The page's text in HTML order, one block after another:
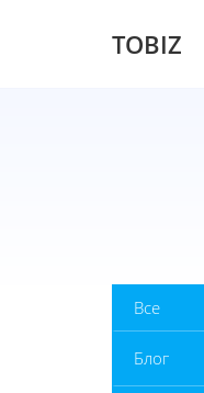
TOBIZ
Все
Блог